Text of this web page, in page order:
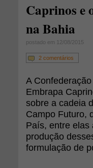
Caprinos e
na Bahia
postado em 12/08/2015
2 comentários
A
Embrapa
sobre a cadeia
Campo Futuro,
País, entre elas
produção
formulação de